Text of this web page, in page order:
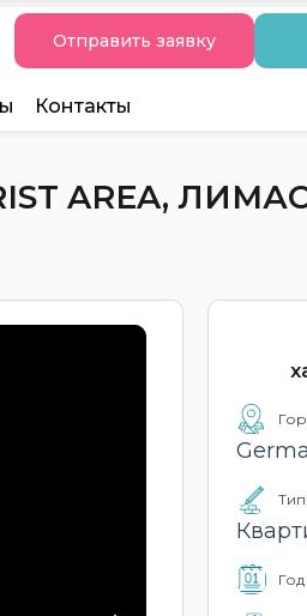
Отправить заявку
Контакты
AREA,
Тип: